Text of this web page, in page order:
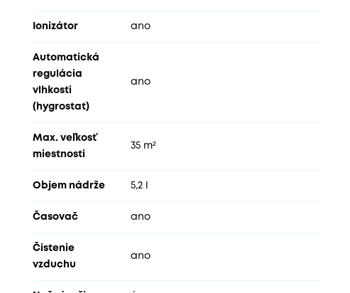
Ionizátor ano
Automatická
regulácia
vlhkosti
(hygrostat)
ano
Max. veľkosť
miestnosti
35 m²
Objem nádrže 5,2 l
Časovač ano
Čistenie
vzduchu
ano